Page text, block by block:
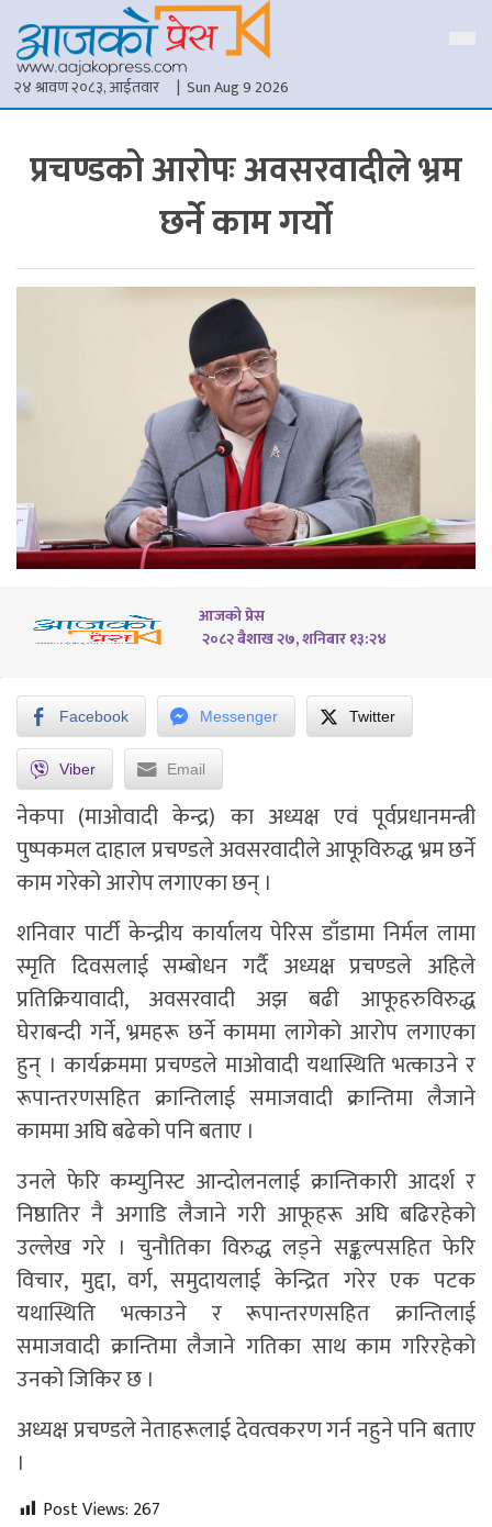
२४ श्रावण २०८३, आईतवार | Sun Aug 9 2026
प्रचण्डको आरोपः अवसरवादीले भ्रम
छर्ने काम गर्यो
आजको प्रेस
२०८२ बैशाख २७, शनिबार १३:२४
Facebook Messenger Twitter
Viber Email
नेकपा (माओवादी केन्द्र) का अध्यक्ष एवं पूर्वप्रधानमन्त्री
पुष्पकमल दाहाल प्रचण्डले अवसरवादीले आफूविरुद्ध भ्रम छर्ने
काम गरेको आरोप लगाएका छन् ।
शनिवार पार्टी केन्द्रीय कार्यालय पेरिस डाँडामा निर्मल लामा
स्मृति दिवसलाई सम्बोधन गर्दै अध्यक्ष प्रचण्डले अहिले
प्रतिक्रियावादी, अवसरवादी अझ बढी आफूहरुविरुद्ध
घेराबन्दी गर्ने, भ्रमहरू छर्ने काममा लागेको आरोप लगाएका
हुन् । कार्यक्रममा प्रचण्डले माओवादी यथास्थिति भत्काउने र
रूपान्तरणसहित क्रान्तिलाई समाजवादी क्रान्तिमा लैजाने
काममा अघि बढेको पनि बताए ।
उनले फेरि कम्युनिस्ट आन्दोलनलाई क्रान्तिकारी आदर्श र
निष्ठातिर नै अगाडि लैजाने गरी आफूहरू अघि बढिरहेको
उल्लेख गरे । चुनौतिका विरुद्ध लड्ने सङ्कल्पसहित फेरि
विचार, मुद्दा, वर्ग, समुदायलाई केन्द्रित गरेर एक पटक
यथास्थिति भत्काउने र रूपान्तरणसहित क्रान्तिलाई
समाजवादी क्रान्तिमा लैजाने गतिका साथ काम गरिरहेको
उनको जिकिर छ ।
अध्यक्ष प्रचण्डले नेताहरूलाई देवत्वकरण गर्न नहुने पनि बताए
।
Post Views: 267